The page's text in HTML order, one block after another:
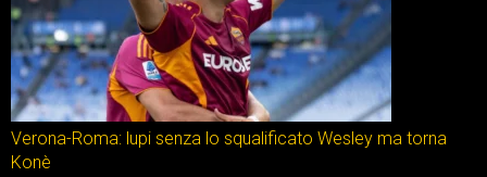
Verona-Roma: lupi senza lo squalificato Wesley ma torna
Konè